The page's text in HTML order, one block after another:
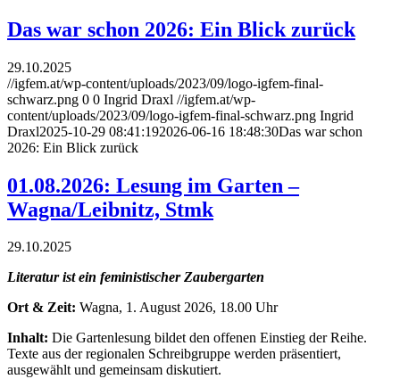
Das war schon 2026: Ein Blick zurück
29.10.2025
//igfem.at/wp-content/uploads/2023/09/logo-igfem-final-
schwarz.png 0 0 Ingrid Draxl //igfem.at/wp-
content/uploads/2023/09/logo-igfem-final-schwarz.png Ingrid
Draxl2025-10-29 08:41:192026-06-16 18:48:30Das war schon
2026: Ein Blick zurück
01.08.2026: Lesung im Garten –
Wagna/Leibnitz, Stmk
29.10.2025
Literatur ist ein feministischer Zaubergarten
Ort & Zeit: Wagna, 1. August 2026, 18.00 Uhr
Inhalt: Die Gartenlesung bildet den offenen Einstieg der Reihe.
Texte aus der regionalen Schreibgruppe werden präsentiert,
ausgewählt und gemeinsam diskutiert.